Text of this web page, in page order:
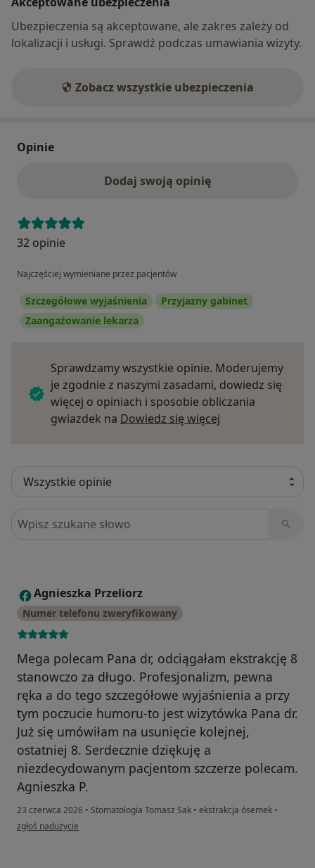
Ubezpieczenia są akceptowane, ale zakres zależy od
lokalizacji i usługi. Sprawdź podczas umawiania wizyty.
Zobacz wszystkie ubezpieczenia
Opinie
Dodaj swoją opinię
32 opinie
Najczęściej wymieniane przez pacjentów
Szczegółowe wyjaśnienia
Przyjazny gabinet
Zaangażowanie lekarza
Sprawdzamy wszystkie opinie. Moderujemy
je zgodnie z naszymi zasadami, dowiedz się
więcej o opiniach i sposobie obliczania
gwiazdek na Dowiedz się więcej
Szukaj w opiniach
A Agnieszka Przeliorz
Numer telefonu zweryfikowany
Mega polecam Pana dr, odciągałam ekstrakcję 8
stanowczo za długo. Profesjonalizm, pewna
ręka a do tego szczegółowe wyjaśnienia a przy
tym poczucie humoru-to jest wizytówka Pana dr.
Już się umówiłam na usunięcie kolejnej,
ostatniej 8. Serdecznie dziękuję a
niezdecydowanym pacjentom szczerze polecam.
Agnieszka P.
23 czerwca 2026 • Stomatologia Tomasz Sak • ekstrakcja ósemek •
w opinii użytkownika Agnieszka Przeliorz
zgłoś nadużycie